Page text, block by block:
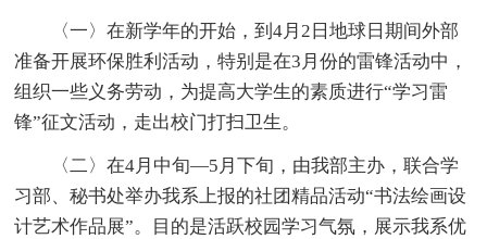
〈一〉在新学年的开始，到4月2日地球日期间外部
准备开展环保胜利活动，特别是在3月份的雷锋活动中，
组织一些义务劳动，为提高大学生的素质进行“学习雷
锋”征文活动，走出校门打扫卫生。
〈二〉在4月中旬—5月下旬，由我部主办，联合学
习部、秘书处举办我系上报的社团精品活动“书法绘画设
计艺术作品展”。目的是活跃校园学习气氛，展示我系优